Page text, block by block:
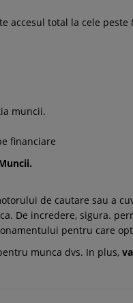
accesul total la cele
muncii.
financiare
.
de cautare sau a
De incredere, sigura.
pentru care
munca dvs. In plus,